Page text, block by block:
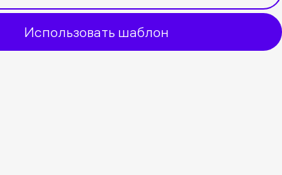
Использовать шаблон